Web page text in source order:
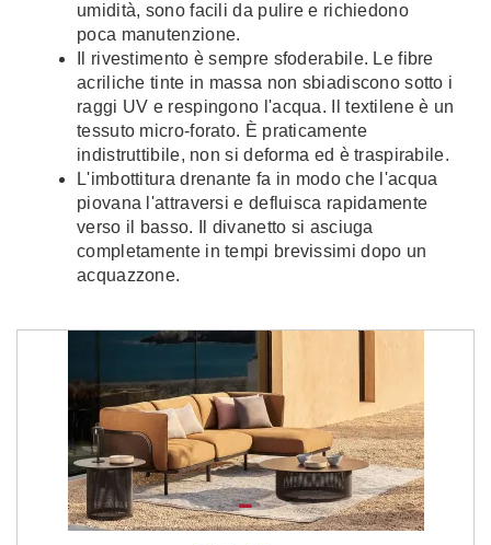
umidità, sono facili da pulire e richiedono
poca manutenzione.
Il rivestimento è sempre sfoderabile. Le fibre
acriliche tinte in massa non sbiadiscono sotto i
raggi UV e respingono l'acqua. Il textilene è un
tessuto micro-forato. È praticamente
indistruttibile, non si deforma ed è traspirabile.
L'imbottitura drenante fa in modo che l'acqua
piovana l'attraversi e defluisca rapidamente
verso il basso. Il divanetto si asciuga
completamente in tempi brevissimi dopo un
acquazzone.